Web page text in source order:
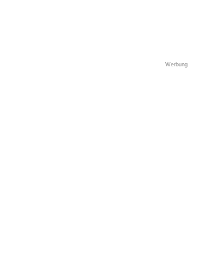
Werbung